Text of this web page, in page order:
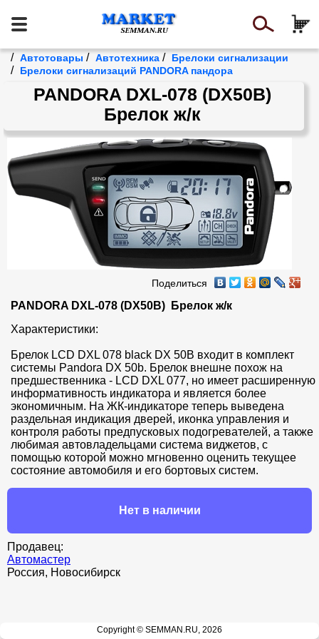
/ Автотовары / Автотехника / Брелоки сигнализации
/ Брелоки сигнализаций PANDORA пандора
PANDORA DXL-078 (DX50B)
Брелок ж/к
Поделиться
PANDORA DXL-078 (DX50B)  Брелок ж/к
Характеристики:
Брелок LCD DXL 078 black DX 50B входит в комплект
системы Pandora DX 50b. Брелок внешне похож на
предшественника - LCD DXL 077, но имеет расширенную
информативность индикатора и является более
экономичным. На ЖК-индикаторе теперь выведена
раздельная индикация дверей, иконка управления и
контроля работы предпусковых подогревателей, а также
любимая автовладельцами система виджетов, с
помощью которой можно мгновенно оценить текущее
состояние автомобиля и его бортовых систем.
Нет в наличии
Продавец:
Автомастер
Россия, Новосибирск
Copyright © SEMMAN.RU, 2026